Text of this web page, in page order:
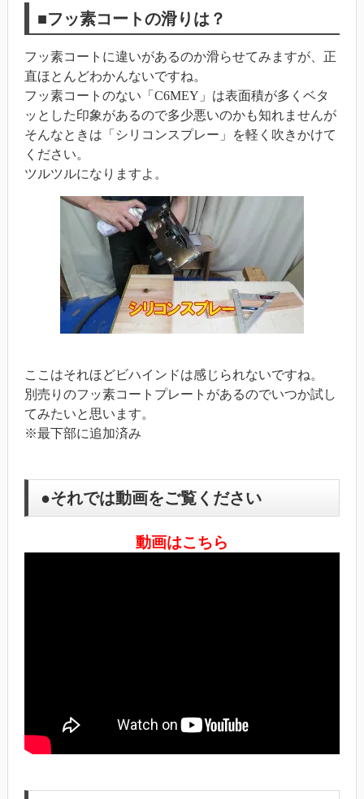
■フッ素コートの滑りは？
フッ素コートに違いがあるのか滑らせてみますが、正
直ほとんどわかんないですね。
フッ素コートのない「C6MEY」は表面積が多くベタ
ッとした印象があるので多少悪いのかも知れませんが
そんなときは「シリコンスプレー」を軽く吹きかけて
ください。
ツルツルになりますよ。
ここはそれほどビハインドは感じられないですね。
別売りのフッ素コートプレートがあるのでいつか試し
てみたいと思います。
※最下部に追加済み
●それでは動画をご覧ください
動画はこちら